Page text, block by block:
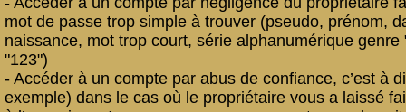
mot de passe trop simple à trouver (pseudo, prénom,
naissance, mot trop court, série alphanumérique genre
"123")
- Accéder à un compte par abus de confiance, c’est à
exemple) dans le cas où le propriétaire vous a laissé